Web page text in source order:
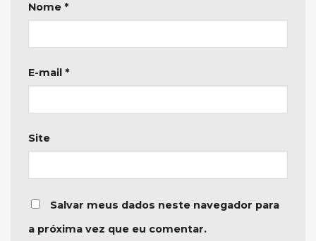
Nome *
E-mail *
Site
Salvar meus dados neste navegador para
a próxima vez que eu comentar.